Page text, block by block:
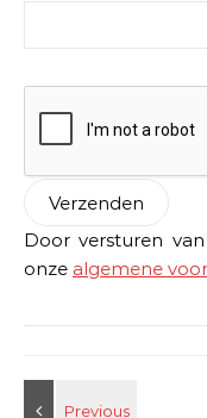
Door versturen
onze algemene